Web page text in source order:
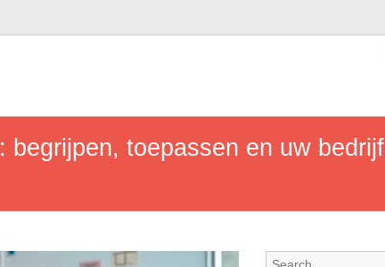
begrijpen, toepassen en uw bedrijf